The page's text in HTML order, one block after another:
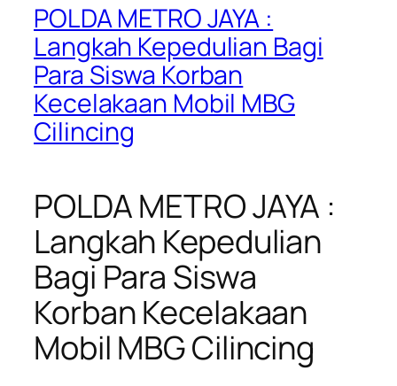
POLDA METRO JAYA :
Langkah Kepedulian Bagi
Para Siswa Korban
Kecelakaan Mobil MBG
Cilincing
POLDA METRO JAYA :
Langkah Kepedulian
Bagi Para Siswa
Korban Kecelakaan
Mobil MBG Cilincing